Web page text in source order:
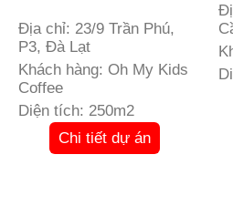
Địa chỉ: 23/9 Trần Phú,
P3, Đà Lạt
Khách hàng: Oh My Kids
Coffee
Diện tích: 250m2
Chi tiết dự án